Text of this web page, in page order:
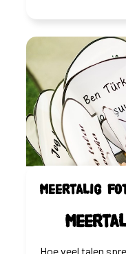
Meertalig
Hoe veel talen